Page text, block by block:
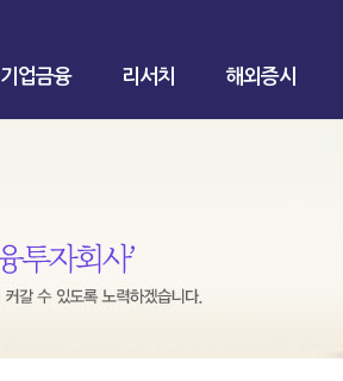
기업금융 리서치 해외증시